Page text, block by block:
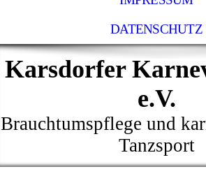
DATENSCHUTZ
Karsdorfer
e.V.
Brauchtumspflege und
Tanzsport